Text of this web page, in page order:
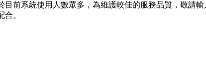
目前系統使用人數眾多，為維護較佳的服務品質，敬請
。